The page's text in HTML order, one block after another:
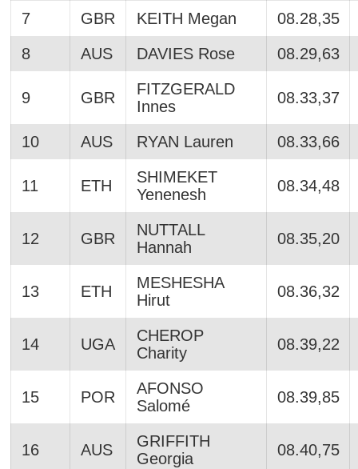
7
GBR KEITH Megan
08.28,35
8
AUS DAVIES Rose 08.29,63
9 GBR
FITZGERALD
Innes
08.33,37
10 AUS RYAN Lauren 08.33,66
11 ETH
SHIMEKET
Yenenesh
08.34,48
12 GBR
NUTTALL
Hannah
08.35,20
13 ETH
MESHESHA
Hirut
08.36,32
14 UGA
CHEROP
Charity
08.39,22
15 POR
AFONSO
Salomé
08.39,85
16 AUS
GRIFFITH
Georgia
08.40,75